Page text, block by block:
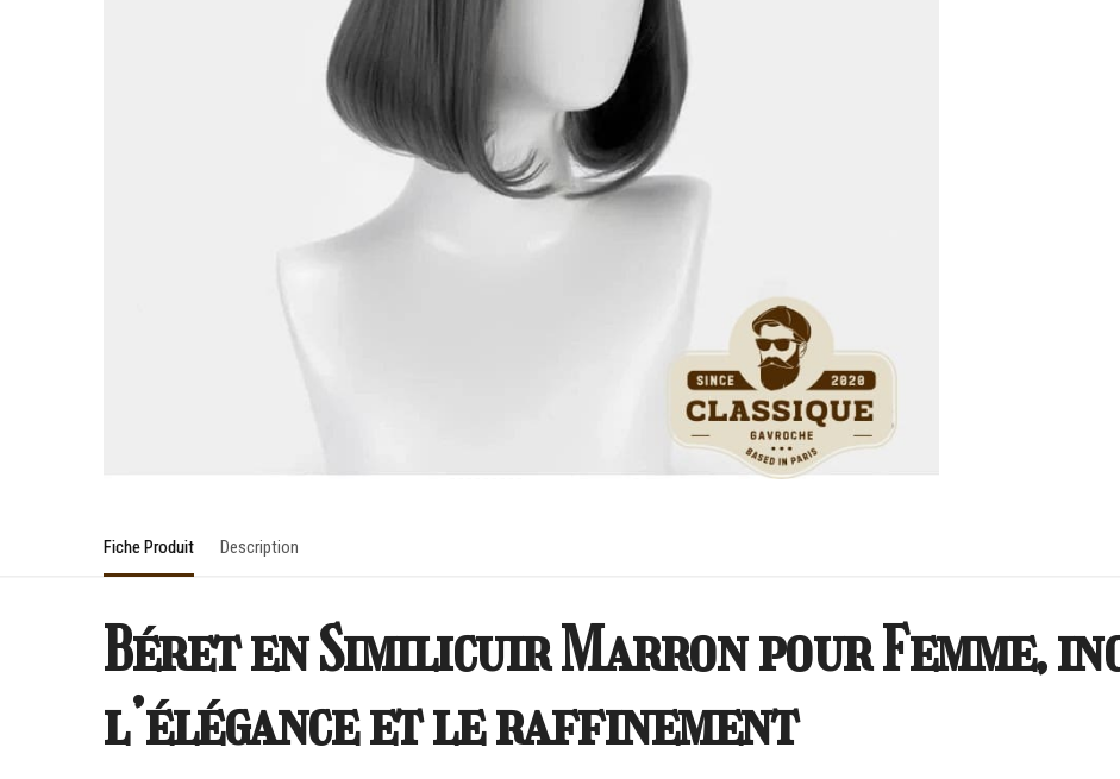
Fiche Produit Description
Béret en Similicuir Marron pour Femme,
l’élégance et le raffinement